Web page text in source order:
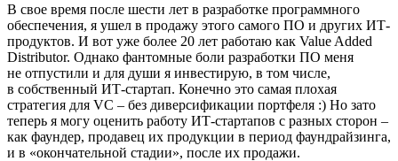
В свое время после шести лет в разработке программного
обеспечения, я ушел в продажу этого самого ПО и других ИТ-
продуктов. И вот уже более 20 лет работаю как Value Added
Distributor. Однако фантомные боли разработки ПО меня
не отпустили и для души я инвестирую, в том числе,
в собственный ИТ-стартап. Конечно это самая плохая
стратегия для VC – без диверсификации портфеля :) Но зато
теперь я могу оценить работу ИТ-стартапов с разных сторон –
как фаундер, продавец их продукции в период фаундрайзинга,
и в «окончательной стадии», после их продажи.